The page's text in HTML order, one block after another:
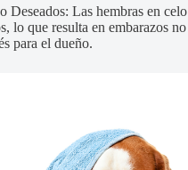
Deseados: Las hembras en celo
lo que resulta en embarazos no
para el dueño.